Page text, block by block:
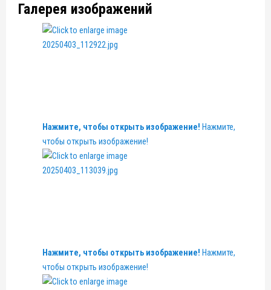
Галерея изображений
Нажмите, чтобы открыть изображение! Нажмите,
чтобы открыть изображение!
Нажмите, чтобы открыть изображение! Нажмите,
чтобы открыть изображение!